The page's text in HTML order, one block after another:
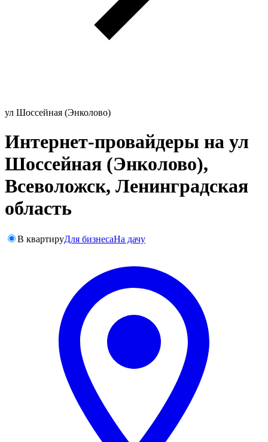
ул Шоссейная (Энколово)
Интернет-провайдеры на ул
Шоссейная (Энколово),
Всеволожск, Ленинградская
область
В квартируДля бизнесаНа дачу